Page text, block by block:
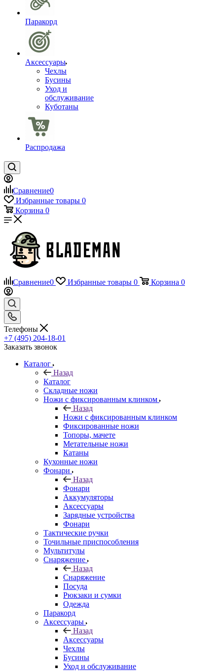
Паракорд
Аксессуары
Чехлы
Бусины
Уход и
обслуживание
Куботаны
Распродажа
Сравнение0
Избранные товары 0
Корзина 0
Сравнение0 Избранные товары 0 Корзина 0
Телефоны
+7 (495) 204-18-01
Заказать звонок
Каталог
Назад
Каталог
Складные ножи
Ножи с фиксированным клинком
Назад
Ножи с фиксированным клинком
Фиксированные ножи
Топоры, мачете
Метательные ножи
Катаны
Кухонные ножи
Фонари
Назад
Фонари
Аккумуляторы
Аксессуары
Зарядные устройства
Фонари
Тактические ручки
Точильные приспособления
Мультитулы
Снаряжение
Назад
Снаряжение
Посуда
Рюкзаки и сумки
Одежда
Паракорд
Аксессуары
Назад
Аксессуары
Чехлы
Бусины
Уход и обслуживание